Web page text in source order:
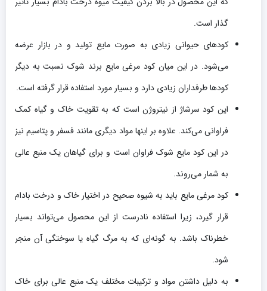
گذار است.
کودهای حیوانی زیادی به صورت مایع تولید و در بازار عرضه
می‌شود. در این میان کود مرغی مایع برند شوک نسبت به دیگر
کودها طرفداران زیادی دارد و بسیار مورد استفاده قرار گرفته است.
این کود سرشاژ از نیتروژن است که به تقویت خاک و گیاه کمک
فراوانی می‌کند. علاوه بر اینها مواد دیگری مانند فسفر و پتاسیم نیز
در این کود مایع شوک فراوان است و برای گیاهان یک منبع عالی
به شمار می‌روند.
کود مرغی مایع باید به شیوه صحیح در اختیار خاک و درخت بادام
قرار گیرد، زیرا استفاده نادرست از این محصول می‌تواند بسیار
خطرناک باشد. به گونه‌ای که به مرگ گیاه یا سوختگی آن منجر
شود.
به دلیل داشتن مواد و ترکیبات مختلف یک منبع عالی برای خاک